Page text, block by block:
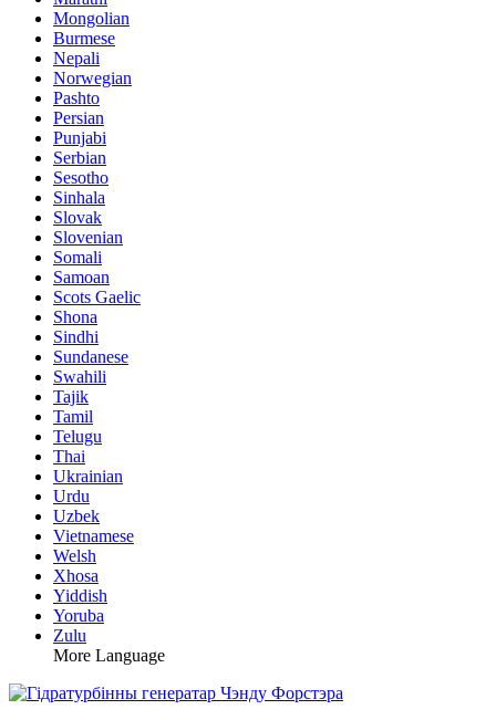
Mongolian
Burmese
Nepali
Norwegian
Pashto
Persian
Punjabi
Serbian
Sesotho
Sinhala
Slovak
Slovenian
Somali
Samoan
Scots Gaelic
Shona
Sindhi
Sundanese
Swahili
Tajik
Tamil
Telugu
Thai
Ukrainian
Urdu
Uzbek
Vietnamese
Welsh
Xhosa
Yiddish
Yoruba
Zulu
More Language